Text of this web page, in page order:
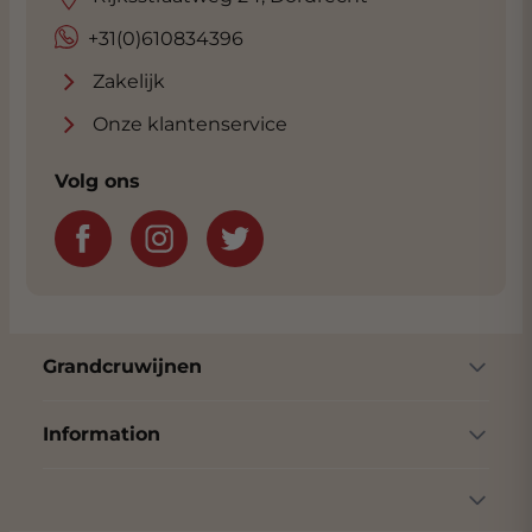
officiële factsheet van deze fraaie wijn. Wij
sturen u die automatisch toe bij een
bestelling van deze wijn. De wijn ligt in ons
de wijn komt afhalen ontvangt u ook nog
rijksweg met volop parkeergelegenheid.
Klik hier voor adres.
+31(0)610834396
Zakelijk
Onze klantenservice
Volg ons
Grandcruwijnen
Information